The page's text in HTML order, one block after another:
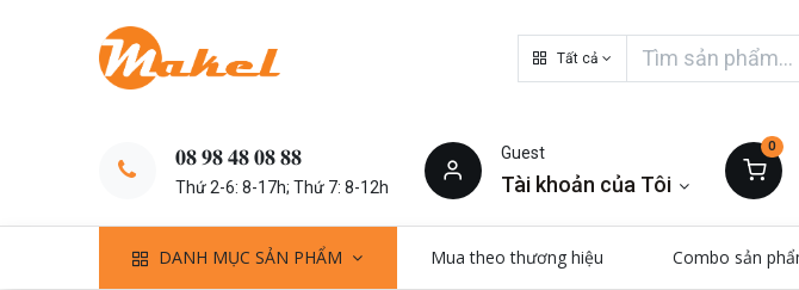
Tất cả
𝟎𝟖 𝟗𝟖 𝟒𝟖 𝟎𝟖 𝟖𝟖
Thứ 2-6: 8-17h; Thứ 7: 8-12h
Guest
Tài khoản của Tôi
0
DANH MỤC SẢN PHẨM Mua theo thương hiệu Combo sản